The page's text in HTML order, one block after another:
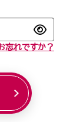
忘れですか？